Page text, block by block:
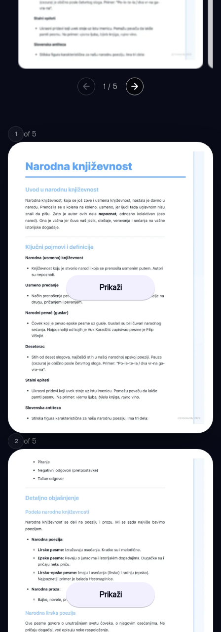
1 /5
1 of 5
Prikaži
2 of 5
Prikaži